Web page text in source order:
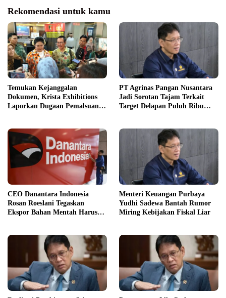
Rekomendasi untuk kamu
Temukan Kejanggalan
Dokumen, Krista Exhibitions
Laporkan Dugaan Pemalsuan
PT Agrinas Pangan Nusantara
Jadi Sorotan Tajam Terkait
Target Delapan Puluh Ribu
CEO Danantara Indonesia
Rosan Roeslani Tegaskan
Ekspor Bahan Mentah Harus
Menteri Keuangan Purbaya
Yudhi Sadewa Bantah Rumor
Miring Kebijakan Fiskal Liar